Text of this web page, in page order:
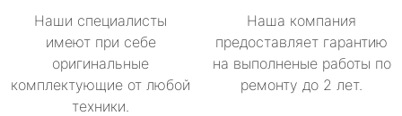
Наши специалисты
имеют при себе
оригинальные
комплектующие от любой
техники.
Наша компания
предоставляет гарантию
на выполненые работы по
ремонту до 2 лет.